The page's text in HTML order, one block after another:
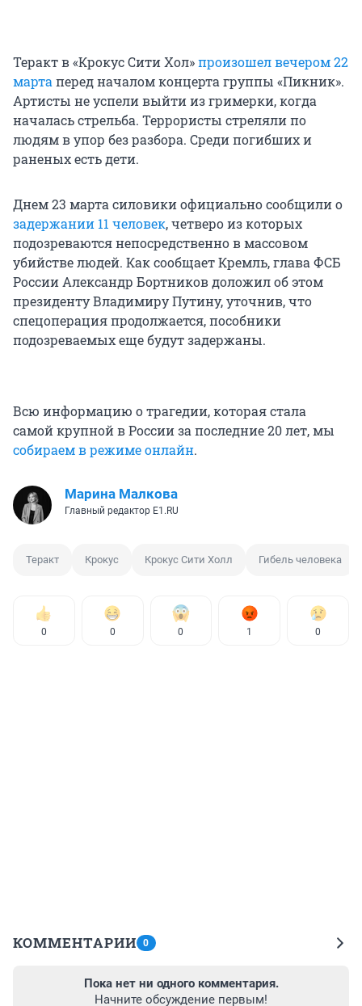
Теракт в «Крокус Сити Хол»произошел вечером 22
марта перед началом концерта группы «Пикник».
Артисты не успели выйти из гримерки, когда
началась стрельба. Террористы стреляли по
людям в упор без разбора. Среди погибших и
раненых есть дети.
Днем 23 марта силовики официально сообщили о
задержании 11 человек, четверо из которых
подозреваются непосредственно в массовом
убийстве людей. Как сообщает Кремль, глава ФСБ
России Александр Бортников доложил об этом
президенту Владимиру Путину, уточнив, что
спецоперация продолжается, пособники
подозреваемых еще будут задержаны.
Всю информацию о трагедии, которая стала
самой крупной в России за последние 20 лет, мы
собираем в режиме онлайн.
Марина Малкова
Главный редактор Е1.RU
Теракт Крокус Крокус Сити Холл Гибель человека
0 0 0 1 0
КОММЕНТАРИИ 0
Пока нет ни одного комментария.
Начните обсуждение первым!